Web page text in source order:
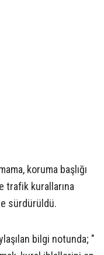
koruma başlığı
trafik kurallarına
sürdürüldü.
bilgi notunda; "